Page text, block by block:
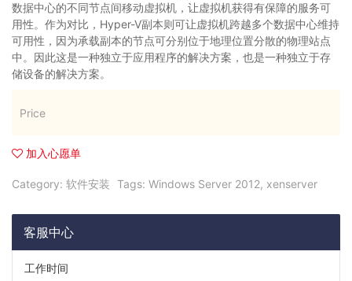
数据中心的不同节点间移动虚拟机，让虚拟机获得有保障的服务可
用性。作为对比，Hyper-V副本则可让虚拟机跨越多个数据中心维持
可用性，因为承载副本的节点可分别位于地理位置分散的物理站点
中。因此这是一种独立于应用程序的解决方案，也是一种独立于存
储设备的解决方案。
Price
加入心愿单
Category: 软件安装 Tags: Windows Server 2012, xenserver
客服中心
工作时间